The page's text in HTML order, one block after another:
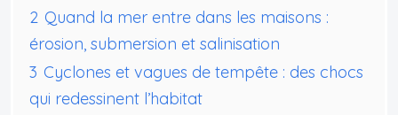
2 Quand la mer entre dans les maisons :
érosion, submersion et salinisation
3 Cyclones et vagues de tempête : des chocs
qui redessinent l’habitat